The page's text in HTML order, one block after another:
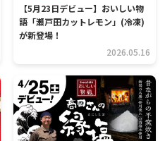
【5月23日デビュー】おいしい物
語「瀬戸田カットレモン」(冷凍)
が新登場！
2026.05.16